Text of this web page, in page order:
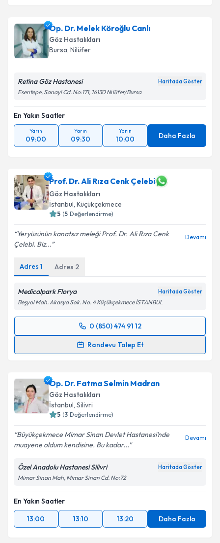
Op. Dr. Melek Köroğlu Canlı
Göz Hastalıkları
Bursa, Nilüfer
Retina Göz Hastanesi Haritada Göster
Esentepe, Sanayi Cd. No:171, 16130 Ni̇lüfer/Bursa
En Yakın Saatler
Yarın
09:00
Yarın
09:30
Yarın
10:00 Daha Fazla
Prof. Dr. Ali Rıza Cenk Çelebi
Göz Hastalıkları
İstanbul, Küçükçekmece
5 (5 Değerlendirme)
Yeryüzünün kanatsız meleği Prof. Dr. Ali Rıza Cenk
Çelebi. Biz...
Devamı
Adres 1 Adres 2
Medicalpark Florya Haritada Göster
Beşyol Mah. Akasya Sok. No. 4 Küçükçekmece İSTANBUL
0 (850) 474 91 12
Randevu Talep Et
Randevu Takvimi Talebi
için bir takvim hazırlandığında e-posta ile
bilgilendireceğiz.
E-posta Adresiniz
Metni'ni okudum ve kişisel verilerimin belirtilen
kapsamda işlenmesini kabul ediyorum.
Takvim Talebini Gönder
Op. Dr. Fatma Selmin Madran
Göz Hastalıkları
İstanbul, Silivri
5 (3 Değerlendirme)
Büyükçekmece Mimar Sinan Devlet Hastanesi’nde
muayene oldum kendisine. Bu kadar...
Devamı
Özel Anadolu Hastanesi Silivri Haritada Göster
Mimar Sinan Mah, Mimar Sinan Cd. No:72
En Yakın Saatler
13:00
13:10 13:20 Daha Fazla